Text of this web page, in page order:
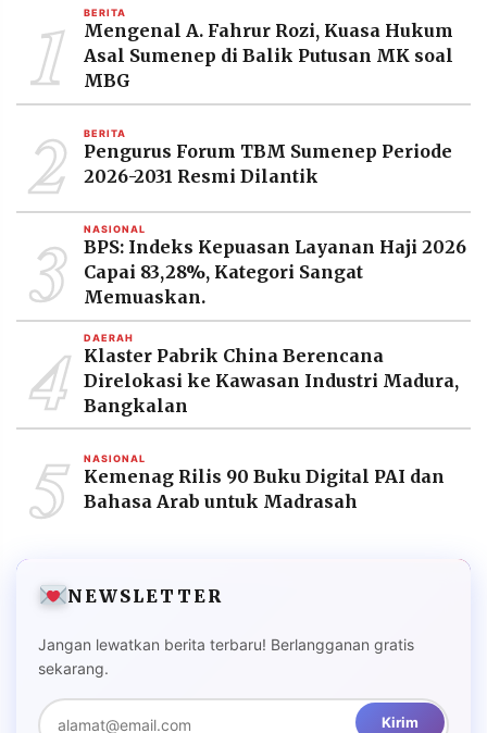
RESOLUSI
MEDIA
PRAMUDITA
©
Resolusi.co
2026
RESOLUSI
MEDIA
PRAMUDITA
1 BERITA
Mengenal A. Fahrur Rozi, Kuasa Hukum
Asal Sumenep di Balik Putusan MK soal
MBG
2 BERITA
Pengurus Forum TBM Sumenep Periode
2026-2031 Resmi Dilantik
3 NASIONAL
BPS: Indeks Kepuasan Layanan Haji 2026
Capai 83,28%, Kategori Sangat
Memuaskan.
4 DAERAH
Klaster Pabrik China Berencana
Direlokasi ke Kawasan Industri Madura,
Bangkalan
5 NASIONAL
Kemenag Rilis 90 Buku Digital PAI dan
Bahasa Arab untuk Madrasah
NEWSLETTER
Jangan lewatkan berita terbaru! Berlangganan gratis
sekarang.
Kirim